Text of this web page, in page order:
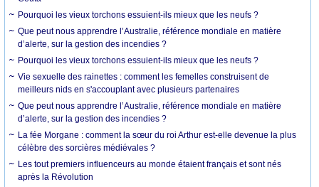
Pourquoi les vieux torchons essuient-ils mieux que les neufs ?
Que peut nous apprendre l’Australie, référence mondiale en matière
d’alerte, sur la gestion des incendies ?
Pourquoi les vieux torchons essuient-ils mieux que les neufs ?
Vie sexuelle des rainettes : comment les femelles construisent de
meilleurs nids en s'accouplant avec plusieurs partenaires
Que peut nous apprendre l’Australie, référence mondiale en matière
d’alerte, sur la gestion des incendies ?
La fée Morgane : comment la sœur du roi Arthur est-elle devenue la plus
célèbre des sorcières médiévales ?
Les tout premiers influenceurs au monde étaient français et sont nés
après la Révolution